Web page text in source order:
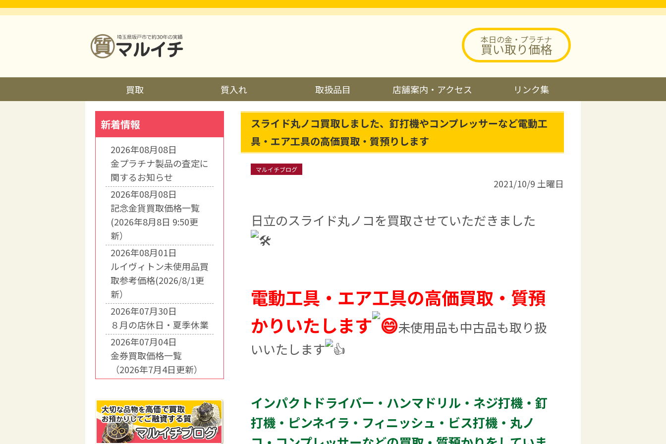
本日の金・プラチナ
買い取り価格
買取 質入れ 取扱品目 店舗案内・アクセス リンク集
スライド丸ノコ買取しました、釘打機やコンプレッサーなど電動工
具・エア工具の高価買取・質預りします
マルイチブログ
2021/10/9 土曜日
日立のスライド丸ノコを買取させていただきました
電動工具・エア工具の高価買取・質預
かりいたします
未使用品も中古品も取り扱
いいたします
インパクトドライバー・ハンマドリル・ネジ打機・釘
打機・ピンネイラ・フィニッシュ・ビス打機・丸ノ
新着情報
2026年08月08日
金プラチナ製品の査定に
関するお知らせ
2026年08月08日
記念金貨買取価格一覧
(2026年8月8日 9:50更
新）
2026年08月01日
ルイヴィトン未使用品買
取参考価格(2026/8/1更
新）
2026年07月30日
８月の店休日・夏季休業
2026年07月04日
金券買取価格一覧
（2026年7月4日更新）